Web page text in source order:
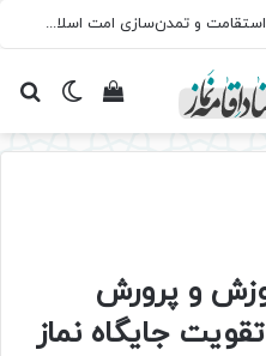
سروده‌ «اربعین»؛ روایت حماسه، استقامت و تمدن‌سازی امت اسلامی
تغییرمشاهده
و پرورش
جایگاه نماز